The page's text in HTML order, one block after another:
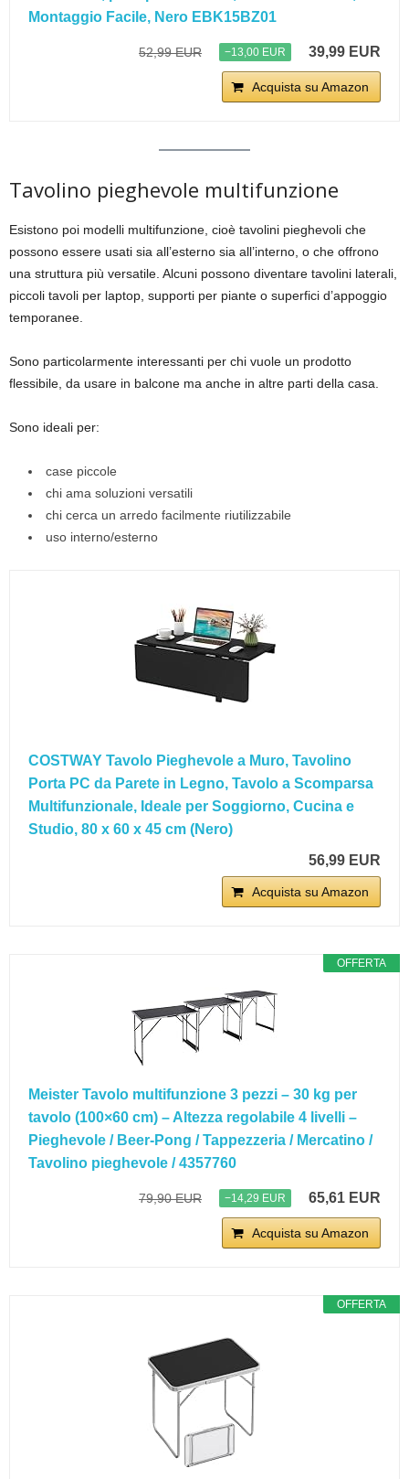
Montaggio Facile, Nero EBK15BZ01
52,99 EUR −13,00 EUR 39,99 EUR
Acquista su Amazon
Tavolino pieghevole multifunzione
Esistono poi modelli multifunzione, cioè tavolini pieghevoli che
possono essere usati sia all’esterno sia all’interno, o che offrono
una struttura più versatile. Alcuni possono diventare tavolini laterali,
piccoli tavoli per laptop, supporti per piante o superfici d’appoggio
temporanee.
Sono particolarmente interessanti per chi vuole un prodotto
flessibile, da usare in balcone ma anche in altre parti della casa.
Sono ideali per:
case piccole
chi ama soluzioni versatili
chi cerca un arredo facilmente riutilizzabile
uso interno/esterno
COSTWAY Tavolo Pieghevole a Muro, Tavolino
Porta PC da Parete in Legno, Tavolo a Scomparsa
Multifunzionale, Ideale per Soggiorno, Cucina e
Studio, 80 x 60 x 45 cm (Nero)
56,99 EUR
Acquista su Amazon
OFFERTA
Meister Tavolo multifunzione 3 pezzi – 30 kg per
tavolo (100×60 cm) – Altezza regolabile 4 livelli –
Pieghevole / Beer-Pong / Tappezzeria / Mercatino /
Tavolino pieghevole / 4357760
79,90 EUR −14,29 EUR 65,61 EUR
Acquista su Amazon
OFFERTA